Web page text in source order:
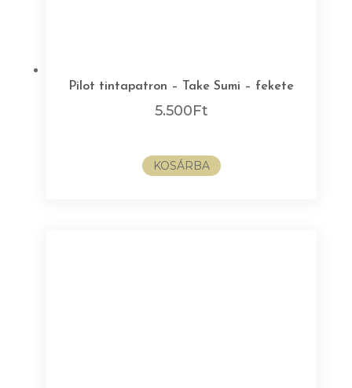
Pilot tintapatron – Take Sumi – fekete
5.500Ft
KOSÁRBA